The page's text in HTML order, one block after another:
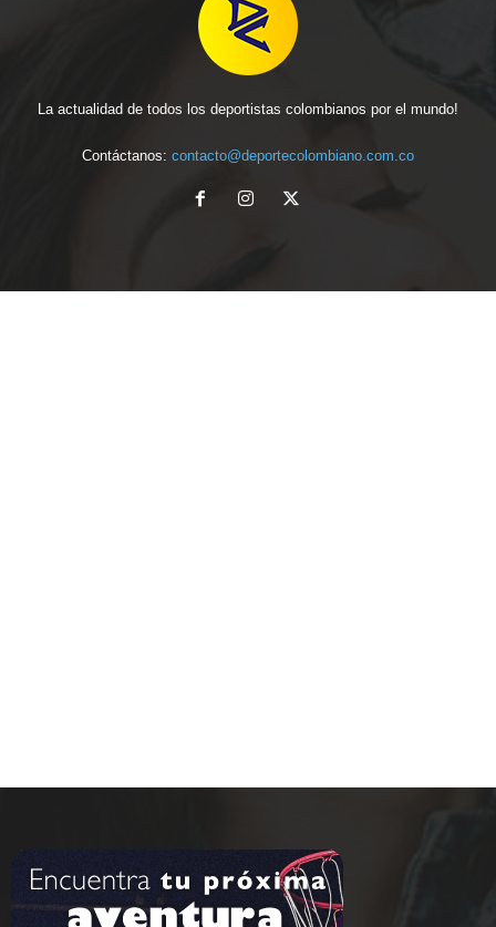
La actualidad de todos los deportistas colombianos por el mundo!
Contáctanos: contacto@deportecolombiano.com.co